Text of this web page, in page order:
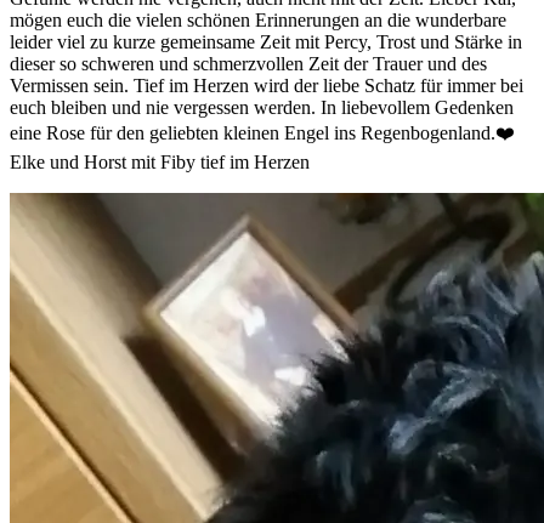
mögen euch die vielen schönen Erinnerungen an die wunderbare
leider viel zu kurze gemeinsame Zeit mit Percy, Trost und Stärke in
dieser so schweren und schmerzvollen Zeit der Trauer und des
Vermissen sein. Tief im Herzen wird der liebe Schatz für immer bei
euch bleiben und nie vergessen werden. In liebevollem Gedenken
eine Rose für den geliebten kleinen Engel ins Regenbogenland.❤️
Elke und Horst mit Fiby tief im Herzen